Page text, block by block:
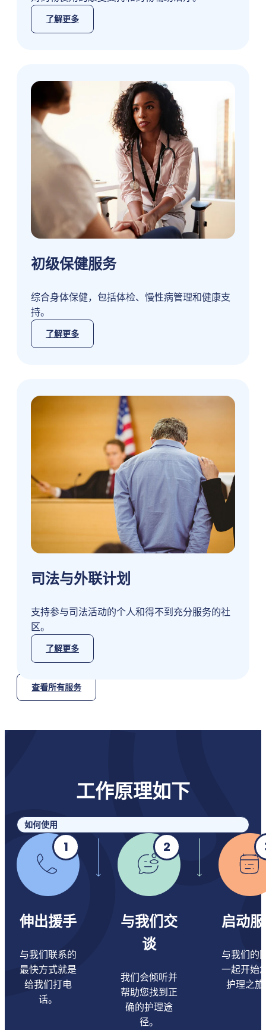
了解更多
初级保健服务
综合身体保健，包括体检、慢性病管理和健康支
持。
了解更多
司法与外联计划
支持参与司法活动的个人和得不到充分服务的社
区。
了解更多
查看所有服务
工作原理如下
如何使用
1
伸出援手
与我们联系的
最快方式就是
给我们打电
话。
2
与我们交
谈
我们会倾听并
帮助您找到正
确的护理途
径。
启动
与我们的
一起开始
护理之